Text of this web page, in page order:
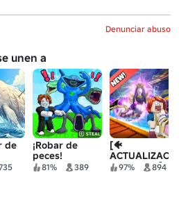
Denunciar abuso
unen a
de
¡Robar de
peces!
81% 389
[🐠
DE SIRENA]
97% 894